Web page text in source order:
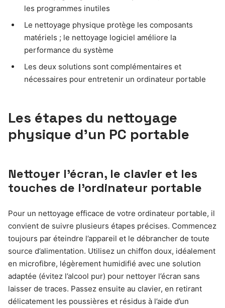
les programmes inutiles
Le nettoyage physique protège les composants
matériels ; le nettoyage logiciel améliore la
performance du système
Les deux solutions sont complémentaires et
nécessaires pour entretenir un ordinateur portable
Les étapes du nettoyage
physique d’un PC portable
Nettoyer l’écran, le clavier et les
touches de l’ordinateur portable
Pour un nettoyage efficace de votre ordinateur portable, il
convient de suivre plusieurs étapes précises. Commencez
toujours par éteindre l’appareil et le débrancher de toute
source d’alimentation. Utilisez un chiffon doux, idéalement
en microfibre, légèrement humidifié avec une solution
adaptée (évitez l’alcool pur) pour nettoyer l’écran sans
laisser de traces. Passez ensuite au clavier, en retirant
délicatement les poussières et résidus à l’aide d’un